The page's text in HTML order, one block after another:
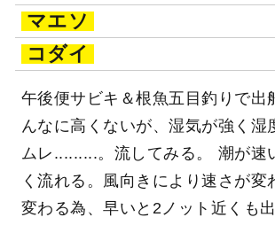
マエソ
コダイ
午後便サビキ＆根魚五目釣りで出
んなに高くないが、湿気が強く湿
ムレ.........。流してみる。 潮が速
く流れる。風向きにより速さが変
変わる為、早いと2ノット近くも